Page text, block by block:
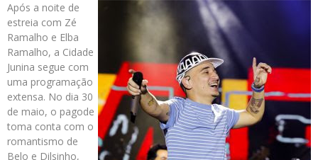
Após a noite de
estreia com Zé
Ramalho e Elba
Ramalho, a Cidade
Junina segue com
uma programação
extensa. No dia 30
de maio, o pagode
toma conta com o
romantismo de
Belo e Dilsinho,